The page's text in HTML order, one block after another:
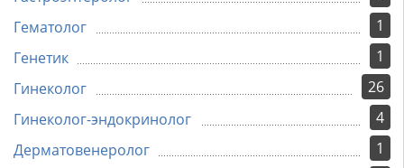
1
Гематолог
1
Генетик
26
Гинеколог
4
Гинеколог-эндокринолог
1
Дерматовенеролог